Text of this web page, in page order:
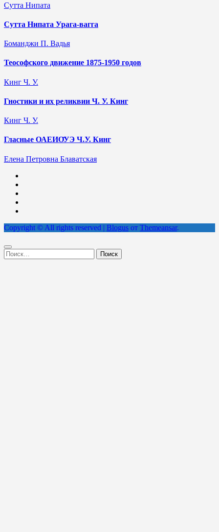
Сутта Нипата
Сутта Нипата Урага-вагга
Боманджи П. Вадья
Теософского движение 1875-1950 годов
Кинг Ч. У.
Гностики и их реликвии Ч. У. Кинг
Кинг Ч. У.
Гласные ОАЕИО̄УЭ Ч.У. Кинг
Елена Петровна Блаватская
Copyright © All rights reserved | Blogus от Themeansar.
Найти: